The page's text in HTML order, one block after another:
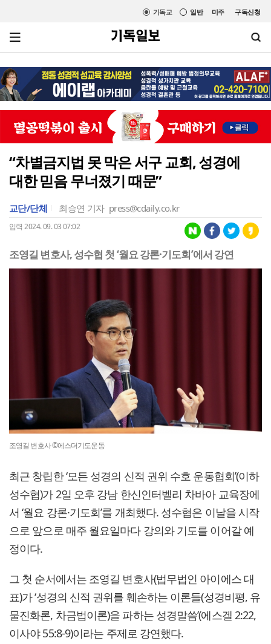
미주 구독신청
일반
기독교
“차별금지법 못 막은 서구 교회, 성경에
대한 믿음 무너졌기 때문”
교단/단체 최승연 기자 press@cdaily.co.kr
입력 2024. 09. 03 07:02
조영길 변호사, 성수협 첫 ‘월요 강론·기도회’에서 강연
조영길 변호사 ©에스더기도운동
최근 창립한 ‘모든 성경의 신적 권위 수호 운동협회’(이하
성수협)가 2일 오후 강남 한신인터벨리 차바아 교육장에
서 ‘월요 강론·기도회’를 개최했다. 성수협은 이날을 시작
으로 앞으로 매주 월요일마다 강의와 기도를 이어갈 예
정이다.
그 첫 순서에서는 조영길 변호사(법무법인 아이에스 대
표)가 ‘성경의 신적 권위를 훼손하는 이론들(성경비평, 유
물진화론, 차금법이론)을 파하는 성경말씀’(에스겔 2:22,
이사야 55:8-9)이라는 주제로 강연했다.